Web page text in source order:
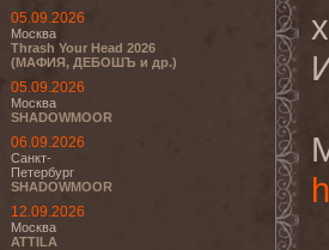
05.09.2026
Москва
Thrash Your Head 2026
(МАФИЯ, ДЕБОШЪ и др.)
05.09.2026
Москва
SHADOWMOOR
06.09.2026
Санкт-
Петербург
SHADOWMOOR
12.09.2026
Москва
ATTILA